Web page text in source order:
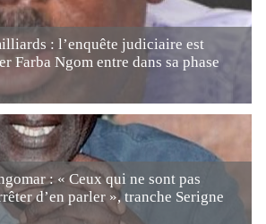
: l’enquête judiciaire est
Farba Ngom entre dans sa phase
: « Ceux qui ne sont pas
d’en parler », tranche Serigne